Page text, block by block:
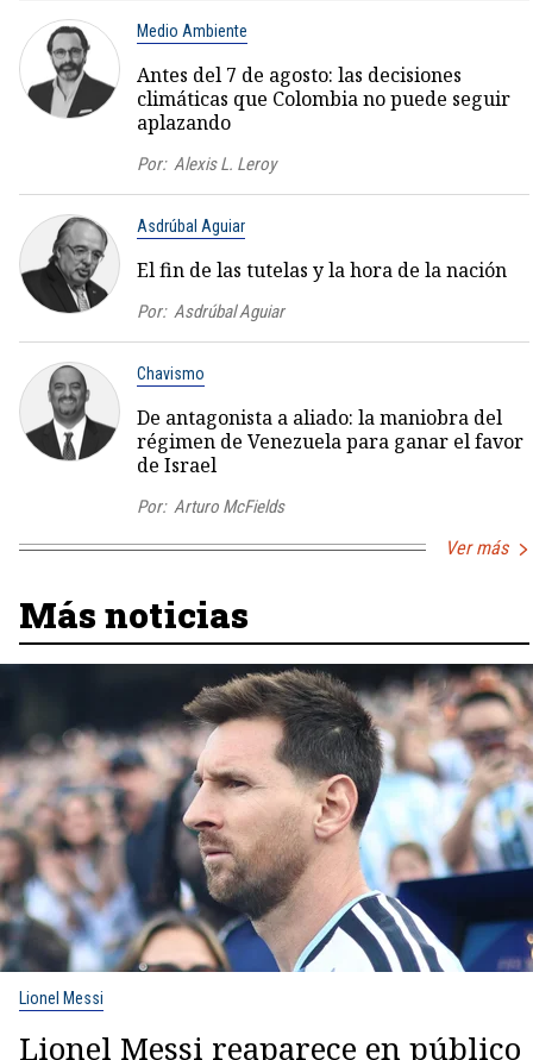
Medio Ambiente
Antes del 7 de agosto: las decisiones
climáticas que Colombia no puede seguir
aplazando
Por: Alexis L. Leroy
Asdrúbal Aguiar
El fin de las tutelas y la hora de la nación
Por: Asdrúbal Aguiar
Chavismo
De antagonista a aliado: la maniobra del
régimen de Venezuela para ganar el favor
de Israel
Por: Arturo McFields
Ver más
Más noticias
Lionel Messi
Lionel Messi reaparece en público